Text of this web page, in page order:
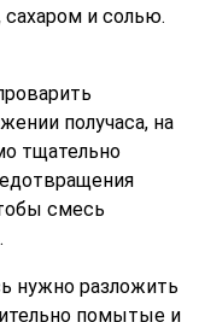
сахаром и солью.
получаса, на
тщательно
смесь
нужно разложить
помытые и